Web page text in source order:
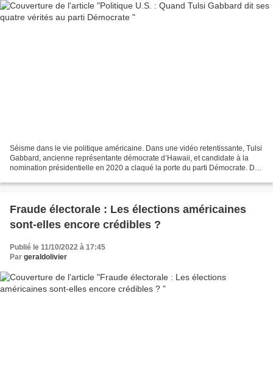
Séisme dans le vie politique américaine. Dans une vidéo retentissante, Tulsi
Gabbard, ancienne représentante démocrate d’Hawaii, et candidate à la
nomination présidentielle en 2020 a claqué la porte du parti Démocrate. De
Fraude électorale : Les élections américaines
sont-elles encore crédibles ?
Publié le 11/10/2022 à 17:45
Par geraldolivier